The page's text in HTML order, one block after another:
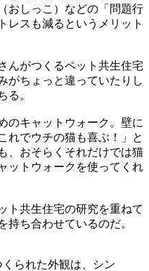
おしっこ）などの「問題行
レスも減るというメリット
んがつくるペット共生住宅
がちょっと違っていたりし
る。
のキャットウォーク。壁に
れでウチの猫も喜ぶ！」と
おそらくそれだけでは猫
ットウォークを使ってくれ
共生住宅の研究を重ねて
持ち合わせているのだ。
られた外観は、シン